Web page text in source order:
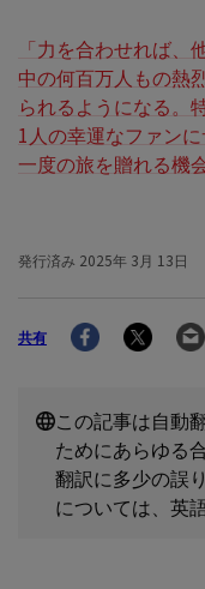
「力を合わせれば
中の何百万人もの熱
られるようになる。
1人の幸運なファン
一度の旅を贈れる機
発行済み 2025年 3月 13日
共有
FacebookTwitter
この記事は自動
ためにあらゆる
翻訳に多少の誤
については、英